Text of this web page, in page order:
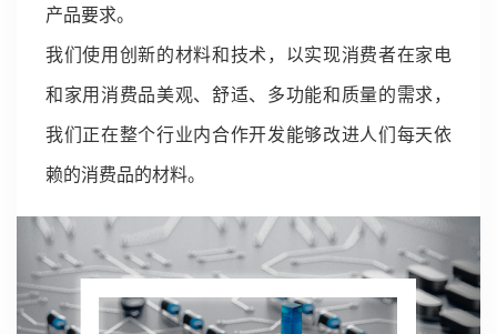
产品要求。
我们使用创新的材料和技术，以实现消费者在家电
和家用消费品美观、舒适、多功能和质量的需求，
我们正在整个行业内合作开发能够改进人们每天依
赖的消费品的材料。